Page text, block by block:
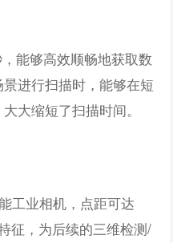
能够高效顺畅地获取数
进行扫描时，能够在短
大缩短了扫描时间。
工业相机，点距可达
征，为后续的三维检测/